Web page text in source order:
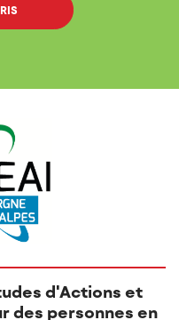
d'Actions et
des personnes en